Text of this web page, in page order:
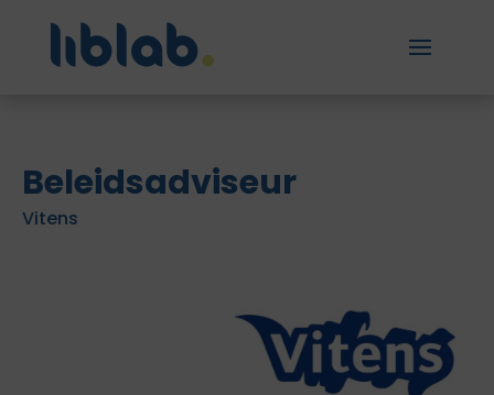
Beleidsadviseur
Vitens